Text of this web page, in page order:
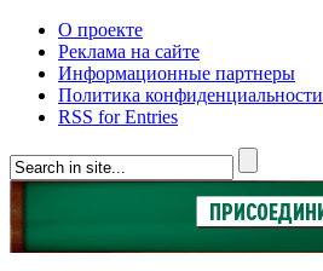
О проекте
Реклама на сайте
Информационные партнеры
Политика конфиденциальности
RSS for Entries